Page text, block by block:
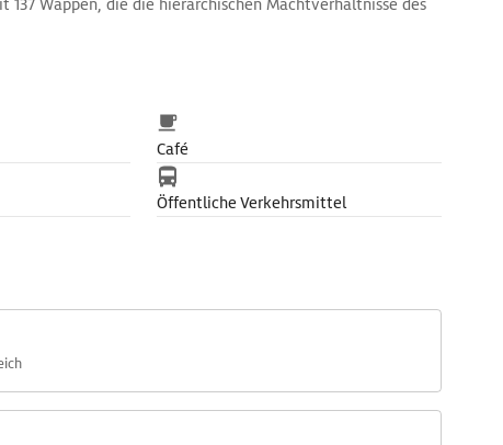
137 Wappen, die die hierarchischen Machtverhältnisse des
auf dem Programmkalender.
Café
Öffentliche Verkehrsmittel